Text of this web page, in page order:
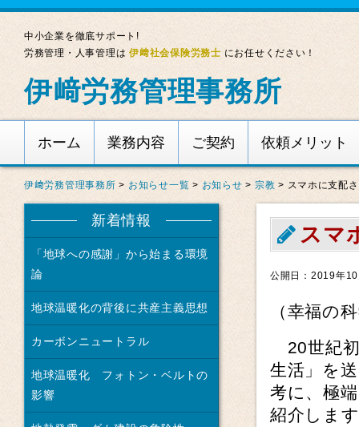
中小企業を徹底サポート!
労務管理・人事管理は伊﨑社会保険労務士 にお任せください！
伊﨑労務管理事務所
ホーム 業務内容 ご契約 依頼メリット
伊﨑労務管理事務所 > お知らせ一覧 > お知らせ > 宗教 > スマホに支配
スマ
公開日：2019年
（幸福の
20世紀初
生活」を
考に、極
紹介しま
新着情報
「地球への感謝」から始まる環境
論
地球温暖化の背後に共産主義思想
カーボンニュートラル
地球温暖化 フォトン・ベルトの
影響